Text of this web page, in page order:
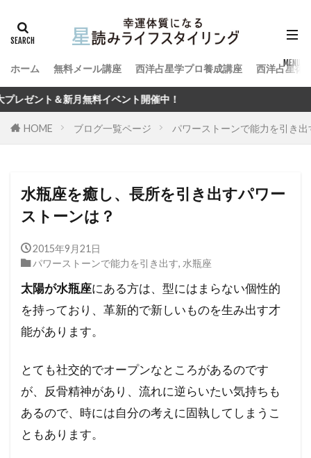
ホーム 無料メール講座 西洋占星学プロ養成講座 西洋占星術
ント開催中！
HOME ブログ一覧ページ パワーストーンで能力を引き出
水瓶座を癒し、長所を引き出すパワー
ストーンは？
2015年9月21日
パワーストーンで能力を引き出す, 水瓶座
太陽が水瓶座にある方は、型にはまらない個性的
を持っており、革新的で新しいものを生み出す才
能があります。
とても社交的でオープンなところがあるのです
が、反骨精神があり、流れに逆らいたい気持ちも
あるので、時には自分の考えに固執してしまうこ
ともあります。